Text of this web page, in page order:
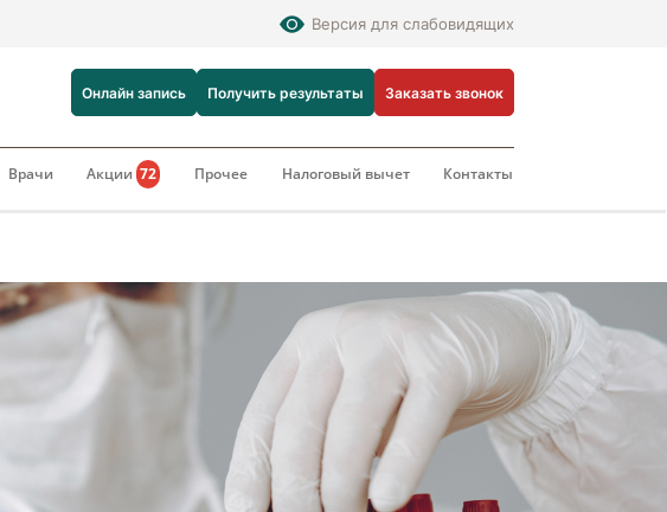
Версия для слабовидящих
Онлайн запись Получить результаты Заказать звонок
Врачи Акции72 Прочее Налоговый вычет Контакты